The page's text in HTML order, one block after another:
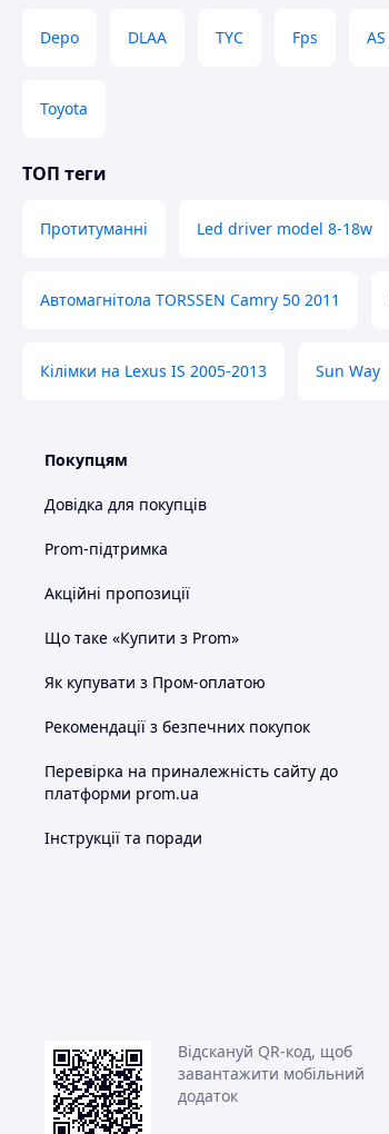
Depo DLAA TYC Fps AS
Toyota
ТОП теги
Протитуманні Led driver model 8-18w
Автомагнітола TORSSEN Camry 50 2011
Кілімки на Lexus IS 2005-2013 Sun Way
Покупцям
Довідка для покупців
Prom-підтримка
Акційні пропозиції
Що таке «Купити з Prom»
Як купувати з Пром-оплатою
Рекомендації з безпечних покупок
Перевірка на приналежність сайту до
платформи prom.ua
Інструкції та поради
Відскануй QR-код, щоб
завантажити мобільний
додаток